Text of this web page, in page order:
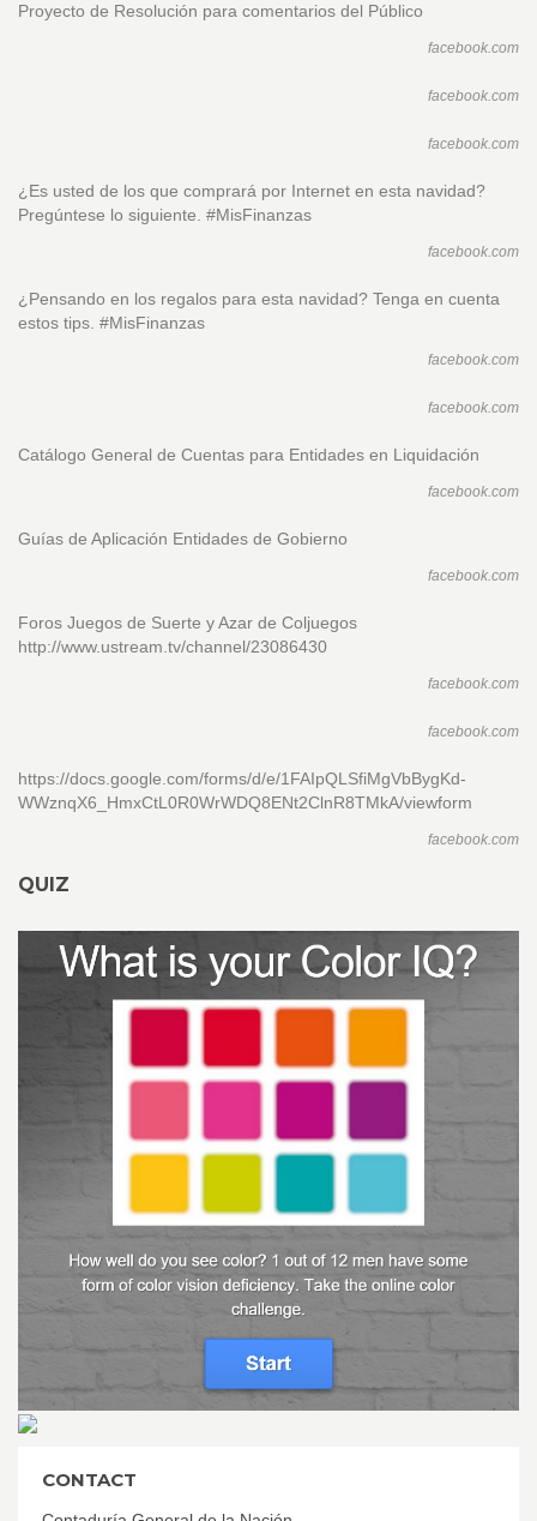
Proyecto de Resolución para comentarios del Público
facebook.com
facebook.com
facebook.com
¿Es usted de los que comprará por Internet en esta navidad?
Pregúntese lo siguiente. #MisFinanzas
facebook.com
¿Pensando en los regalos para esta navidad? Tenga en cuenta
estos tips. #MisFinanzas
facebook.com
facebook.com
Catálogo General de Cuentas para Entidades en Liquidación
facebook.com
Guías de Aplicación Entidades de Gobierno
facebook.com
Foros Juegos de Suerte y Azar de Coljuegos
http://www.ustream.tv/channel/23086430
facebook.com
facebook.com
https://docs.google.com/forms/d/e/1FAIpQLSfiMgVbBygKd-
WWznqX6_HmxCtL0R0WrWDQ8ENt2ClnR8TMkA/viewform
facebook.com
QUIZ
CONTACT